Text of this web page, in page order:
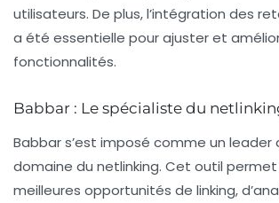
utilisateurs. De plus, l’intégration des
a été essentielle pour ajuster et
fonctionnalités.
Babbar : Le spécialiste du
Babbars’est imposé comme un leader
domaine du netlinking. Cet outil permet
meilleures opportunités de linking,